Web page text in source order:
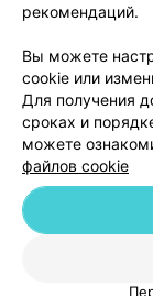
рекомендаций.
Вы можете
cookie или
Для получения
сроках и
можете
файлов cookie